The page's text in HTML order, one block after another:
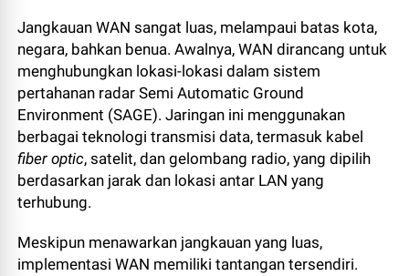
Jangkauan WAN sangat luas, melampaui batas kota,
negara, bahkan benua. Awalnya, WAN dirancang untuk
menghubungkan lokasi-lokasi dalam sistem
pertahanan radar Semi Automatic Ground
Environment (SAGE). Jaringan ini menggunakan
berbagai teknologi transmisi data, termasuk kabel
fiber optic, satelit, dan gelombang radio, yang dipilih
berdasarkan jarak dan lokasi antar LAN yang
terhubung.
Meskipun menawarkan jangkauan yang luas,
implementasi WAN memiliki tantangan tersendiri.